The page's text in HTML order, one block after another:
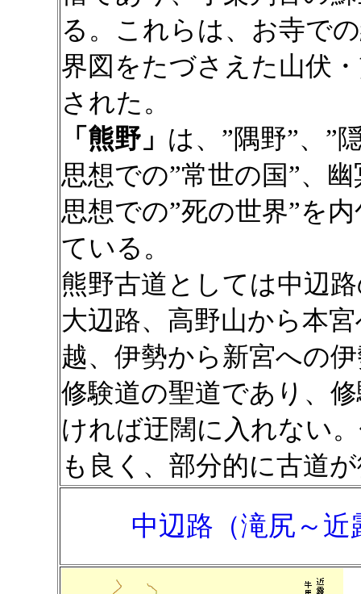
る。これらは、お寺で
界図をたづさえた山伏
された。
「熊野」 は、”隅野”、”
思想での”常世の国”、
思想での”死の世界”を
ている。
熊野古道としては中辺
大辺路、高野山から本
越、伊勢から新宮への
修験道の聖道であり、
ければ迂闊に入れない
も良く、部分的に古道
中辺路（滝尻～近